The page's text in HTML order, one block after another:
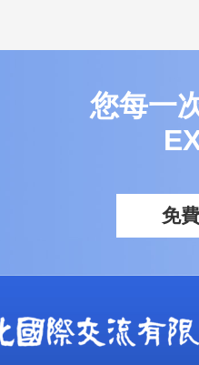
您每一
免